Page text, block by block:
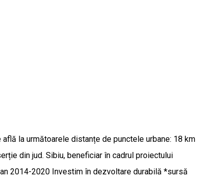
la următoarele distanțe de punctele urbane: 18 km
din jud. Sibiu, beneficiar în cadrul proiectului
2014-2020 Investim în dezvoltare durabilă *sursă